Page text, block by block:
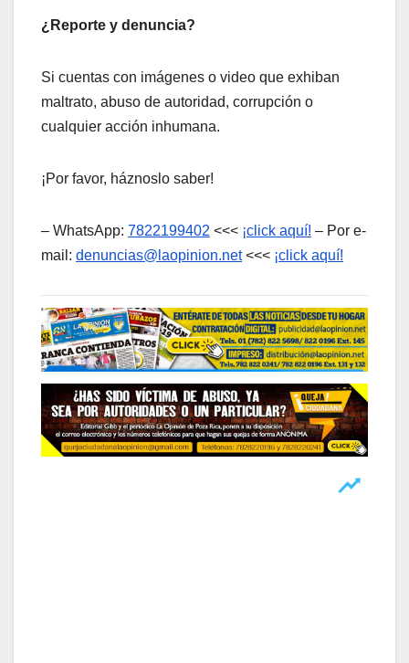
¿Reporte y denuncia?
Si cuentas con imágenes o video que exhiban
maltrato, abuso de autoridad, corrupción o
cualquier acción inhumana.
¡Por favor, háznoslo saber!
– WhatsApp: 7822199402 <<< ¡click aquí! – Por e-
mail: denuncias@laopinion.net<<< ¡click aquí!